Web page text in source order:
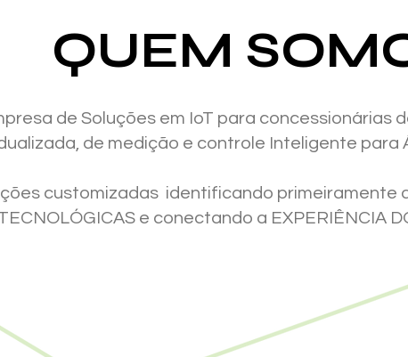
QUEM
de Soluções em IoT para concessionárias
de medição e controle Inteligente para
customizadas identificando primeiramente
e conectando a EXPERIÊNCIA